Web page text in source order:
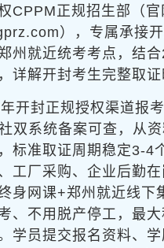
CPPM正规招生部（官
），专属承接
州就近统考考点，结
详解开封考生完整取证
开封正规授权渠道报
双系统备案可查，从
标准取证周期稳定3-4
工厂采购、企业后勤
身网课+郑州就近线下
、不用脱产停工，最
学员提交报名资料、